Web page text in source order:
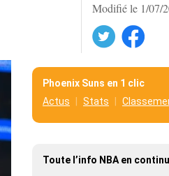
Modifié le 1/07/
Facebook
Phoenix Suns en 1 clic
Actus
Stats
Toute l’info NBA en continu